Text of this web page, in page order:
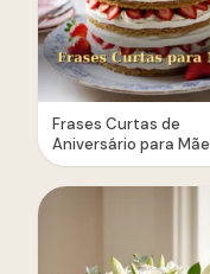
Frases Curtas de
Aniversário para Mãe